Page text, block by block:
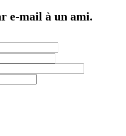
e-mail à un ami.